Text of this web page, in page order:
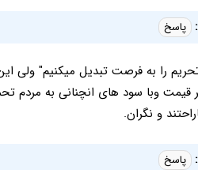
پاسخ
را به فرصت تبدیل میکنیم" ولی
قیمت وبا سود های انچنانی به
و نگران.
پاسخ